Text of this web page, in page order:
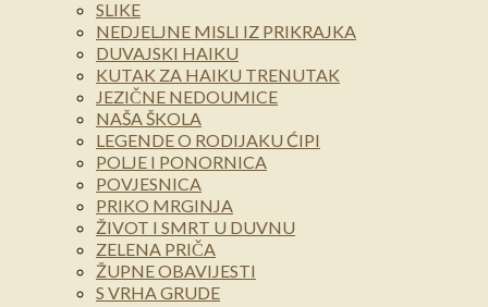
SLIKE
NEDJELJNE MISLI IZ PRIKRAJKA
DUVAJSKI HAIKU
KUTAK ZA HAIKU TRENUTAK
JEZIČNE NEDOUMICE
NAŠA ŠKOLA
LEGENDE O RODIJAKU ĆIPI
POLJE I PONORNICA
POVJESNICA
PRIKO MRGINJA
ŽIVOT I SMRT U DUVNU
ZELENA PRIČA
ŽUPNE OBAVIJESTI
S VRHA GRUDE